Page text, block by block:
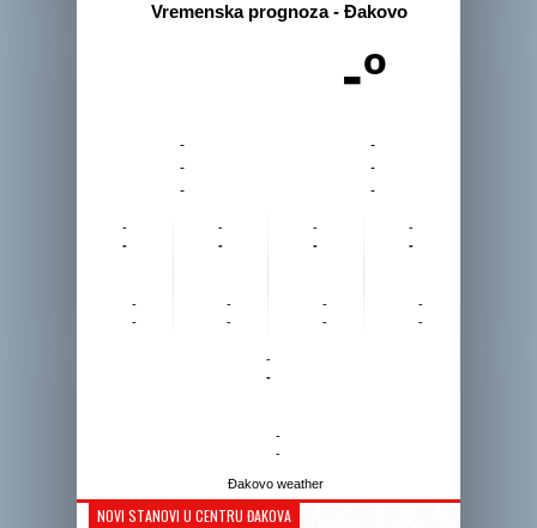
Vremenska prognoza - Đakovo
-º
-
-
-
-
-
-
-
-
-
-
-
-
-
-
-
-
-
-
-
-
-
-
-
-
-
-
Đakovo weather
NOVI STANOVI U CENTRU ĐAKOVA